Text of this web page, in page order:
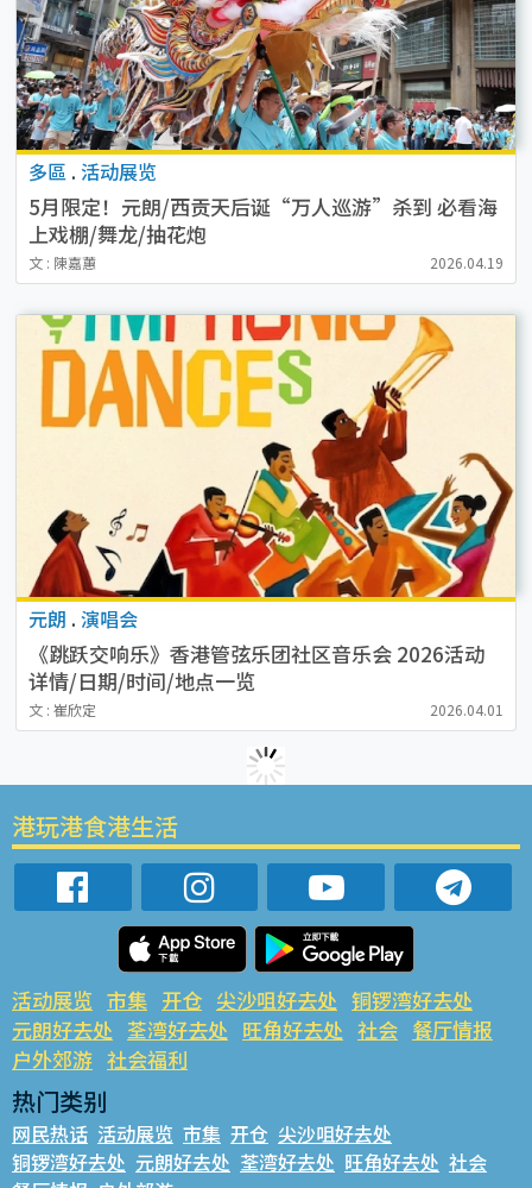
多區 . 活动展览
5月限定！元朗/西贡天后诞“万人巡游”杀到 必看海
上戏棚/舞龙/抽花炮
文 : 陳嘉蕙 2026.04.19
元朗 . 演唱会
《跳跃交响乐》香港管弦乐团社区音乐会 2026活动
详情/日期/时间/地点一览
文 : 崔欣定 2026.04.01
港玩港食港生活
活动展览 市集 开仓 尖沙咀好去处 铜锣湾好去处
元朗好去处 荃湾好去处 旺角好去处 社会 餐厅情报
户外郊游 社会福利
热门类别
网民热话 活动展览 市集 开仓 尖沙咀好去处
铜锣湾好去处 元朗好去处 荃湾好去处 旺角好去处 社会